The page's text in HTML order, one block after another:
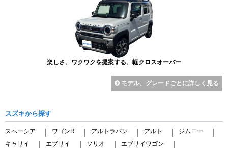
楽しさ、ワクワクを提案する、軽クロスオーバー
モデル、グレードごとに詳しく見る
スズキから探す
スペーシア ワゴンR アルトラパン アルト ジムニー
キャリイ エブリイ ソリオ エブリイワゴン